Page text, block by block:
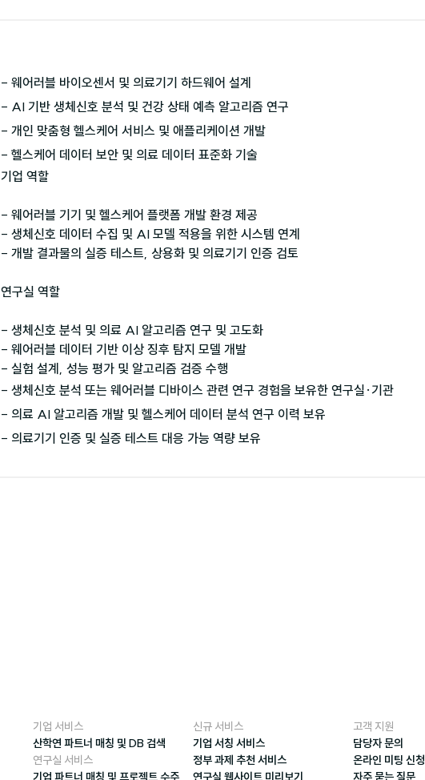
- 웨어러블 바이오센서 및 의료기기 하드웨어 설계
- AI 기반 생체신호 분석 및 건강 상태 예측 알고리즘 연구
- 개인 맞춤형 헬스케어 서비스 및 애플리케이션 개발
- 헬스케어 데이터 보안 및 의료 데이터 표준화 기술
기업 역할
- 웨어러블 기기 및 헬스케어 플랫폼 개발 환경 제공
- 생체신호 데이터 수집 및 AI 모델 적용을 위한 시스템 연계
- 개발 결과물의 실증 테스트, 상용화 및 의료기기 인증 검토
연구실 역할
- 생체신호 분석 및 의료 AI 알고리즘 연구 및 고도화
- 웨어러블 데이터 기반 이상 징후 탐지 모델 개발
- 실험 설계, 성능 평가 및 알고리즘 검증 수행
- 생체신호 분석 또는 웨어러블 디바이스 관련 연구 경험을 보유한 연구실·기관
- 의료 AI 알고리즘 개발 및 헬스케어 데이터 분석 연구 이력 보유
- 의료기기 인증 및 실증 테스트 대응 가능 역량 보유
기업 서비스
산학연 파트너 매칭 및 DB 검색
연구실 서비스
기업 파트너 매칭 및 프로젝트 수주
신규 서비스
기업 서칭 서비스
정부 과제 추천 서비스
연구실 웹사이트 미리보기
고객 지원
담당자 문의
온라인 미팅 신청
자주 묻는 질문